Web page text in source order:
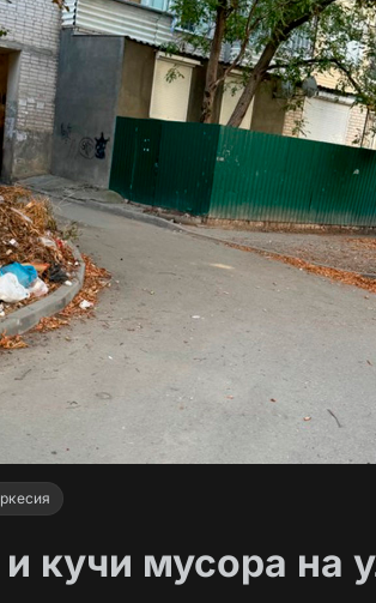
кучи мусора на